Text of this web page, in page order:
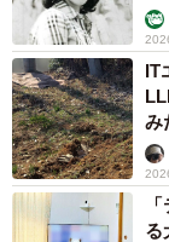
・家賃・光熱費
・食費・雑費
・収支 ＋
社会保険料は滞
保険料を一時的
あります。また
む
IT
み
る
る